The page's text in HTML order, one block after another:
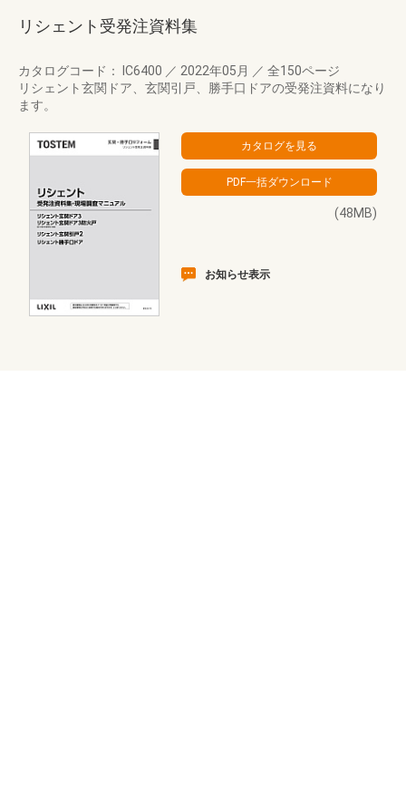
リシェント受発注資料集
カタログコード： IC6400 ／ 2022年05月 ／ 全150ページ
リシェント玄関ドア、玄関引戸、勝手口ドアの受発注資料になり
ます。
(48MB)
お知らせ表示